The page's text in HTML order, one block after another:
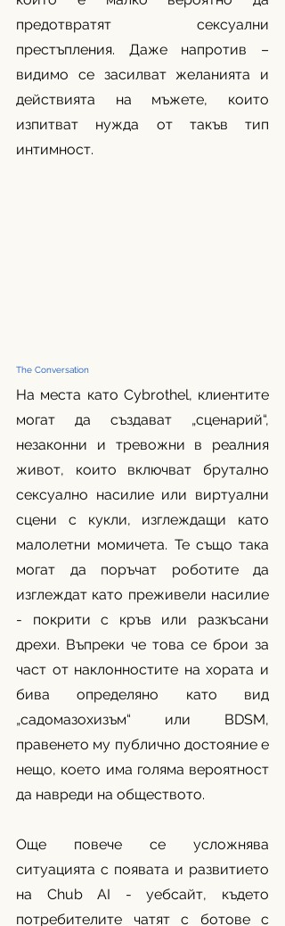
предотвратят сексуални
престъпления. Даже напротив –
видимо се засилват желанията и
действията на мъжете, които
изпитват нужда от такъв тип
интимност.
The Conversation
На места като Cybrothel, клиентите
могат да създават „сценарий“,
незаконни и тревожни в реалния
живот, които включват брутално
сексуално насилие или виртуални
сцени с кукли, изглеждащи като
малолетни момичета. Те също така
могат да поръчат роботите да
изглеждат като преживели насилие
- покрити с кръв или разкъсани
дрехи. Въпреки че това се брои за
част от наклонностите на хората и
бива определяно като вид
„садомазохизъм“ или BDSM,
правенето му публично достояние е
нещо, което има голяма вероятност
да навреди на обществото.
Още повече се усложнява
ситуацията с появата и развитието
на Chub AI - уебсайт, където
потребителите чатят с ботове с